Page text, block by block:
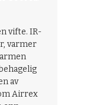
vifte. IR-
varmer
av
Airrex